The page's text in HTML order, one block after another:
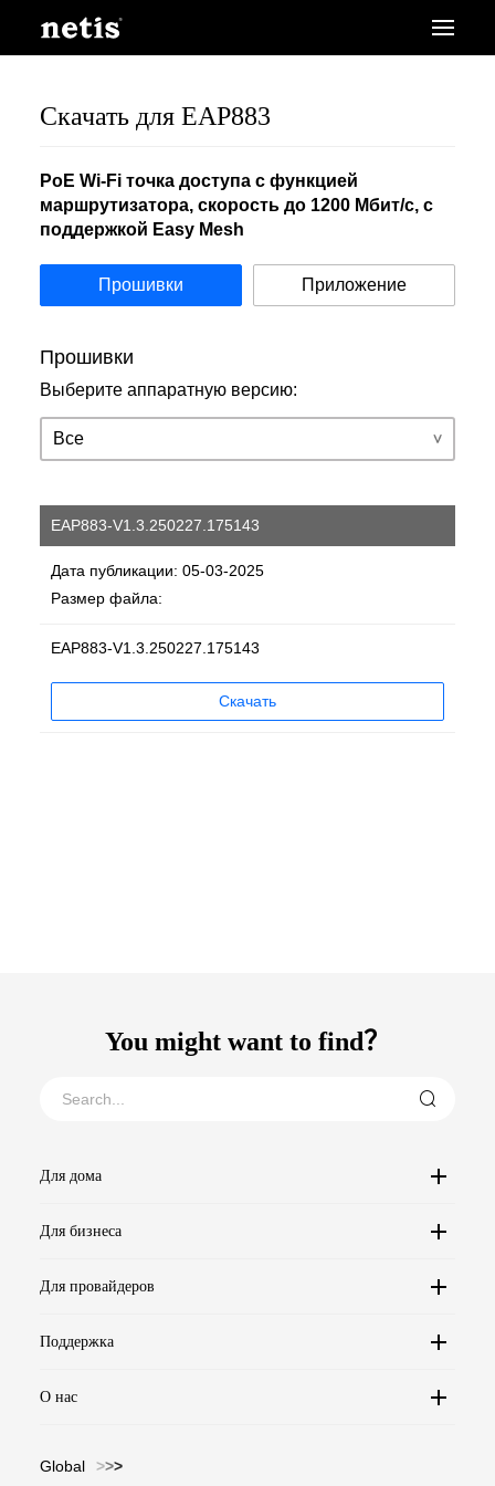
Скачать для EAP883
PoE Wi-Fi точка доступа c функцией
маршрутизатора, скорость до 1200 Мбит/с, c
поддержкой Easy Mesh
Прошивки Приложение
Прошивки
Выберите аппаратную версию:
EAP883-V1.3.250227.175143
Дата публикации: 05-03-2025
Размер файла:
EAP883-V1.3.250227.175143
Скачать
You might want to find？
Для дома
Для бизнеса
Для провайдеров
Поддержка
О нас
Global >>>